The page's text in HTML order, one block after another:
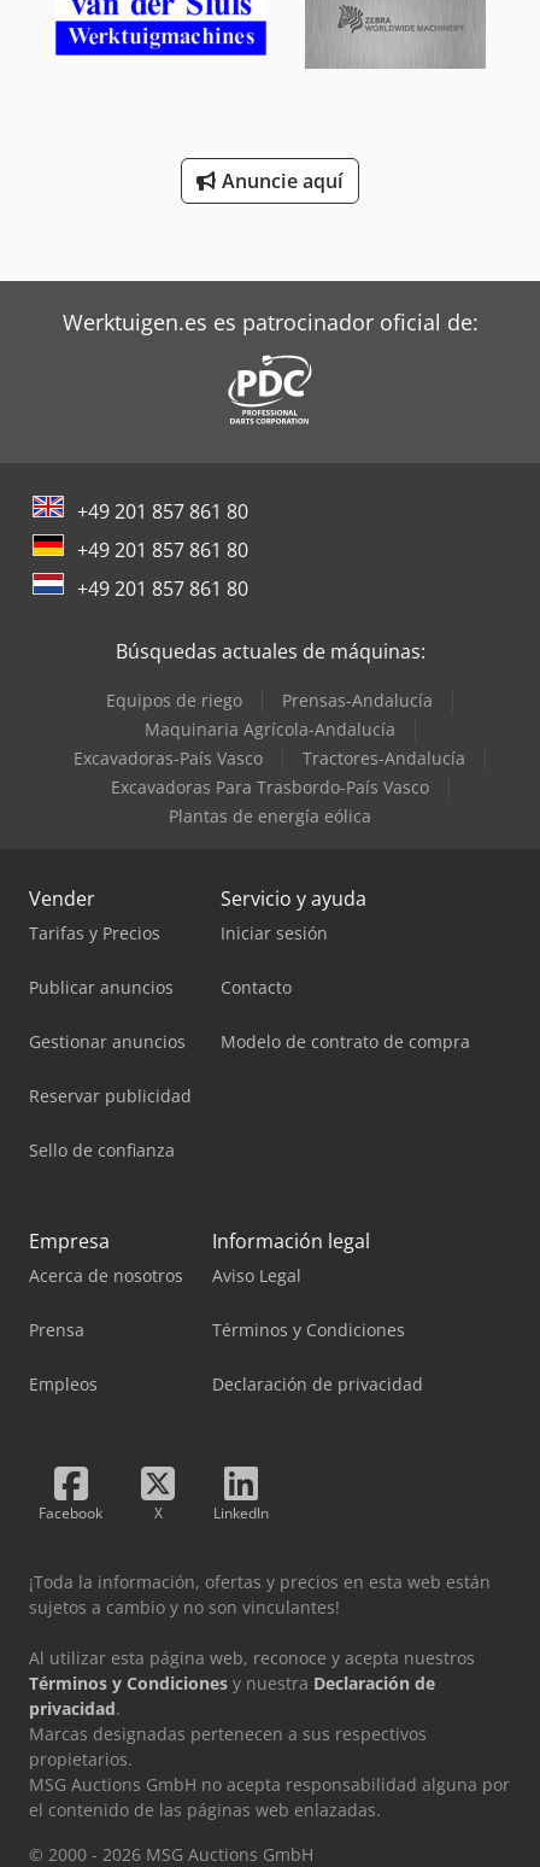
Anuncie aquí
Werktuigen.es es patrocinador oficial de:
+49 201 857 861 80
+49 201 857 861 80
+49 201 857 861 80
Búsquedas actuales de máquinas:
Equipos de riego
Prensas-Andalucía
Maquinaria Agrícola-Andalucía
Excavadoras-País Vasco
Tractores-Andalucía
Excavadoras Para Trasbordo-País Vasco
Plantas de energía eólica
Vender
Tarifas y Precios
Publicar anuncios
Gestionar anuncios
Reservar publicidad
Sello de confianza
Servicio y ayuda
Iniciar sesión
Contacto
Modelo de contrato de compra
Empresa
Acerca de nosotros
Prensa
Empleos
Información legal
Aviso Legal
Términos y Condiciones
Declaración de privacidad
Facebook X LinkedIn
¡Toda la información, ofertas y precios en esta web están
sujetos a cambio y no son vinculantes!
Al utilizar esta página web, reconoce y acepta nuestros
Términos y Condiciones y nuestra Declaración de
privacidad.
Marcas designadas pertenecen a sus respectivos
propietarios.
MSG Auctions GmbH no acepta responsabilidad alguna por
el contenido de las páginas web enlazadas.
© 2000 - 2026 MSG Auctions GmbH